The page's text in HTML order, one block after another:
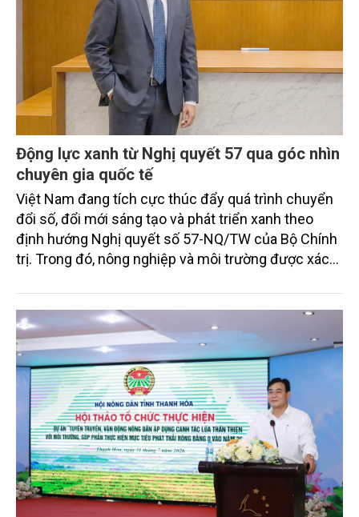
Động lực xanh từ Nghị quyết 57 qua góc nhìn
chuyên gia quốc tế
Việt Nam đang tích cực thúc đẩy quá trình chuyển
đổi số, đổi mới sáng tạo và phát triển xanh theo
định hướng Nghị quyết số 57-NQ/TW của Bộ Chính
trị. Trong đó, nông nghiệp và môi trường được xác
sắc bởi các tiến bộ công nghệ và cam kết bền vững
toàn cầu, đặc biệt là mục tiêu đưa phát thải ròng
bằng 0 (Net-Zero) vào năm 2050.